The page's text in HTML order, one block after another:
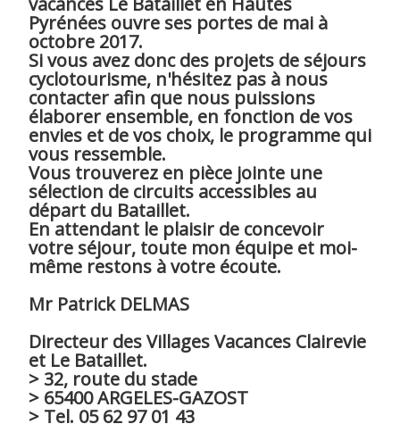
Pyrénées ouvre ses portes de mai à
octobre 2017.
Si vous avez donc des projets de séjours
cyclotourisme, n'hésitez pas à nous
contacter afin que nous puissions
élaborer ensemble, en fonction de vos
envies et de vos choix, le programme qui
vous ressemble.
Vous trouverez en pièce jointe une
sélection de circuits accessibles au
départ du Bataillet.
En attendant le plaisir de concevoir
votre séjour, toute mon équipe et moi-
même restons à votre écoute.
Mr Patrick DELMAS
Directeur des Villages Vacances Clairevie
et Le Bataillet.
> 32, route du stade
> 65400 ARGELES-GAZOST
> Tel. 05 62 97 01 43